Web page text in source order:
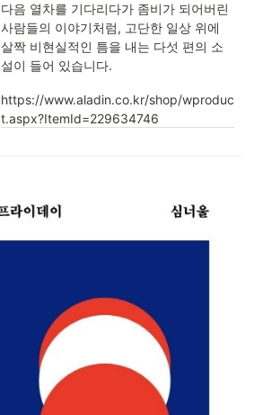
다음 열차를 기다리다가 좀비가 되어버린
사람들의 이야기처럼, 고단한 일상 위에
살짝 비현실적인 틈을 내는 다섯 편의 소
설이 들어 있습니다.
https://www.aladin.co.kr/shop/wproduc
t.aspx?ItemId=229634746